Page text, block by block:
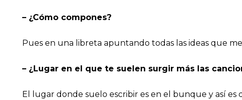
– ¿Cómo compones?
Pues en una libreta apuntando todas las ideas que
– ¿Lugar en el que te suelen surgir más las
El lugar donde suelo escribir es en el bunque y así es